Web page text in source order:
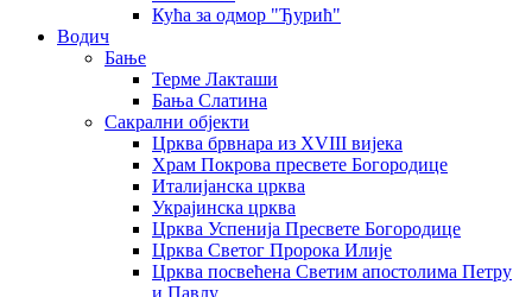
Кућа за одмор "Ђурић"
Водич
Бање
Терме Лакташи
Бања Слатина
Сакрални објекти
Црква брвнара из XVIII вијека
Храм Покрова пресвете Богородице
Италијанска црква
Украјинска црква
Црква Успенија Пресвете Богородице
Црква Светог Пророка Илије
Црква посвећена Светим апостолима Петру
и Павлу